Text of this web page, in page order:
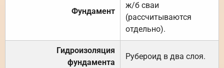
Фундамент
ж/б сваи
(рассчитываются
отдельно).
Гидроизоляция
фундамента
Рубероид в два слоя.